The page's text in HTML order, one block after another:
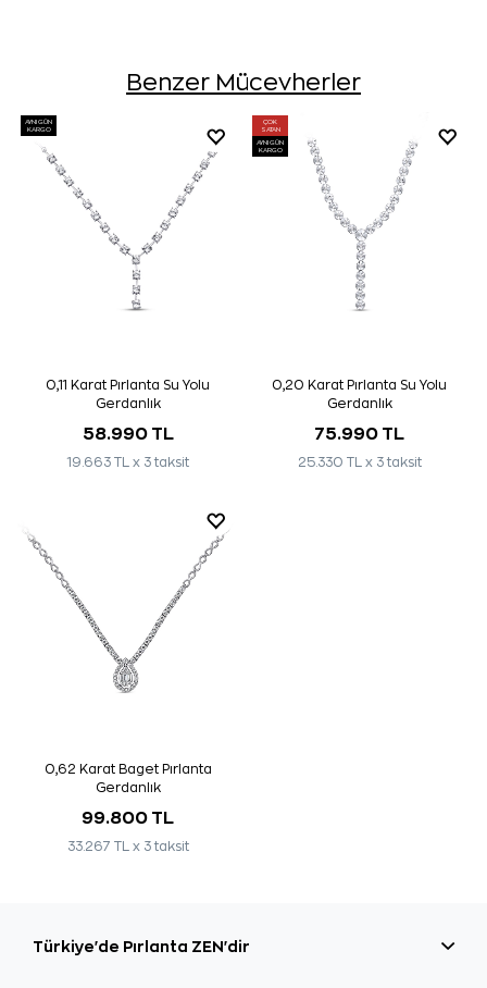
Benzer Mücevherler
AYNI GÜN
KARGO
0,11 Karat Pırlanta Su Yolu
Gerdanlık
58.990 TL
19.663 TL x 3 taksit
ÇOK
SATAN
AYNI GÜN
KARGO
0,20 Karat Pırlanta Su Yolu
Gerdanlık
75.990 TL
25.330 TL x 3 taksit
0,62 Karat Baget Pırlanta
Gerdanlık
99.800 TL
33.267 TL x 3 taksit
Türkiye'de Pırlanta ZEN'dir